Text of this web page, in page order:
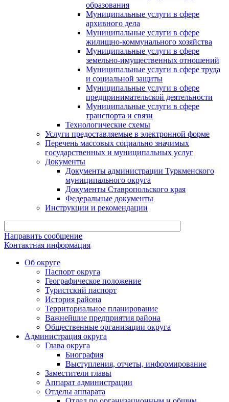
образования
Муниципальные услуги в сфере
архивного дела
Муниципальные услуги в сфере
жилищно-коммунального хозяйства
Муниципальные услуги в сфере
земельно-имущественных отношений
Муниципальные услуги в сфере труда
и социальной защиты
Муниципальные услуги в сфере
предпринимательской деятельности
Муниципальные услуги в сфере
транспорта и связи
Технологические схемы
Услуги предоставляемые в электронной форме
Перечень массовых социально значимых
государственных и муниципальных услуг
Документы
Документы администрации Туркменского
муниципального округа
Документы Ставропольского края
Федеральные документы
Инструкции и рекомендации
Направить сообщение
Контактная информация
Об округе
Паспорт округа
Географическое положение
Туристский паспорт
История района
Территориальное планирование
Важнейшие предприятия района
Общественные организации округа
Администрация округа
Глава округа
Биография
Выступления, отчеты, информирование
Заместители главы
Аппарат администрации
Отделы аппарата